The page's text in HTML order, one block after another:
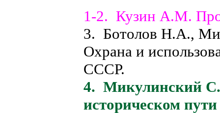
1-2. Кузин А.М.
3. Ботолов Н.А.,
Охрана и
СССР.
4. Микулинский
историческом